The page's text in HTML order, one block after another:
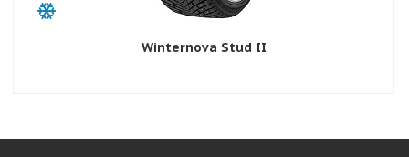
Winternova Stud II